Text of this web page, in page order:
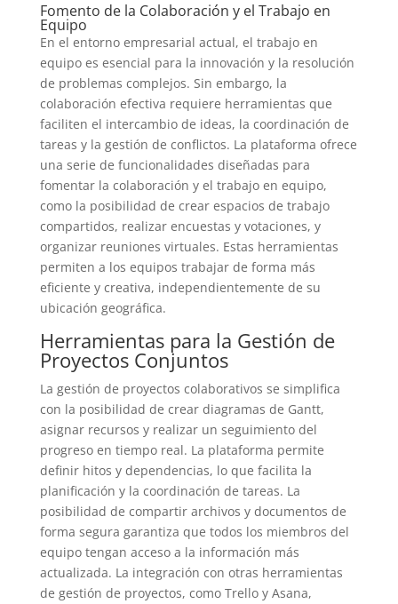
Fomento de la Colaboración y el Trabajo en
Equipo
En el entorno empresarial actual, el trabajo en
equipo es esencial para la innovación y la resolución
de problemas complejos. Sin embargo, la
colaboración efectiva requiere herramientas que
faciliten el intercambio de ideas, la coordinación de
tareas y la gestión de conflictos. La plataforma ofrece
una serie de funcionalidades diseñadas para
fomentar la colaboración y el trabajo en equipo,
como la posibilidad de crear espacios de trabajo
compartidos, realizar encuestas y votaciones, y
organizar reuniones virtuales. Estas herramientas
permiten a los equipos trabajar de forma más
eficiente y creativa, independientemente de su
ubicación geográfica.
Herramientas para la Gestión de
Proyectos Conjuntos
La gestión de proyectos colaborativos se simplifica
con la posibilidad de crear diagramas de Gantt,
asignar recursos y realizar un seguimiento del
progreso en tiempo real. La plataforma permite
definir hitos y dependencias, lo que facilita la
planificación y la coordinación de tareas. La
posibilidad de compartir archivos y documentos de
forma segura garantiza que todos los miembros del
equipo tengan acceso a la información más
actualizada. La integración con otras herramientas
de gestión de proyectos, como Trello y Asana,